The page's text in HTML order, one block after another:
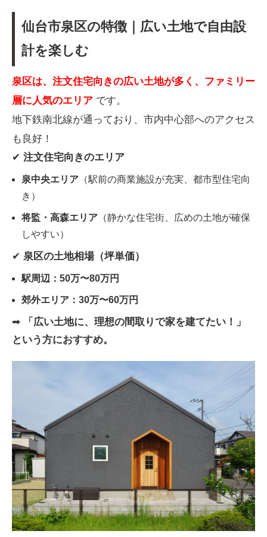
仙台市泉区の特徴｜広い土地で自由設
計を楽しむ
泉区は、注文住宅向きの広い土地が多く、ファミリー
層に人気のエリア です。
地下鉄南北線が通っており、市内中心部へのアクセス
も良好！
✔ 注文住宅向きのエリア
泉中央エリア （駅前の商業施設が充実、都市型住宅向
き）
将監・高森エリア （静かな住宅街、広めの土地が確保
しやすい）
✔ 泉区の土地相場（坪単価）
駅周辺：50万〜80万円
郊外エリア：30万〜60万円
➡
「広い土地に、理想の間取りで家を建てたい！」
という方におすすめ。